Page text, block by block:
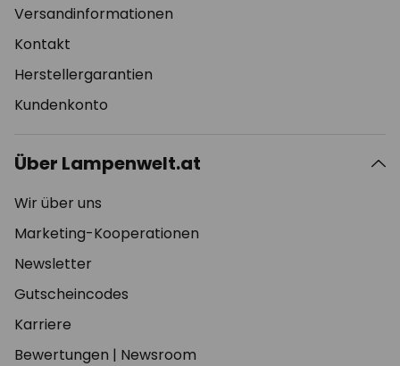
Versandinformationen
Kontakt
Herstellergarantien
Kundenkonto
Über Lampenwelt.at
Wir über uns
Marketing-Kooperationen
Newsletter
Gutscheincodes
Karriere
Bewertungen | Newsroom